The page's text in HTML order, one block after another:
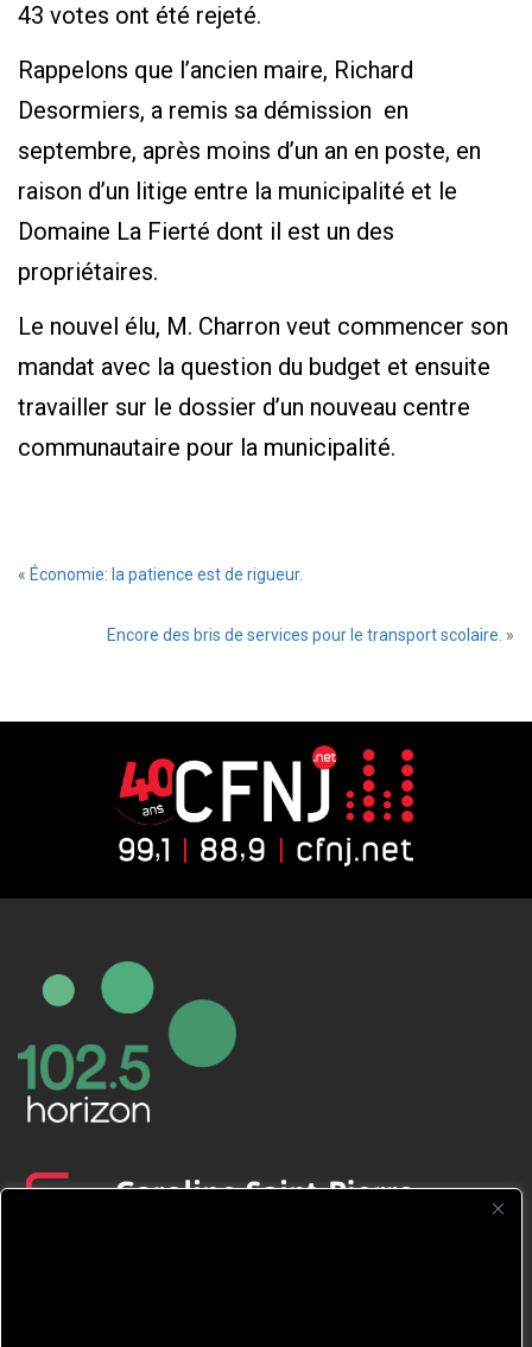
43 votes ont été rejeté.
Rappelons que l’ancien maire, Richard
Desormiers, a remis sa démission en
septembre, après moins d’un an en poste, en
raison d’un litige entre la municipalité et le
Domaine La Fierté dont il est un des
propriétaires.
Le nouvel élu, M. Charron veut commencer son
mandat avec la question du budget et ensuite
travailler sur le dossier d’un nouveau centre
communautaire pour la municipalité.
« Économie: la patience est de rigueur.
Encore des bris de services pour le transport scolaire. »